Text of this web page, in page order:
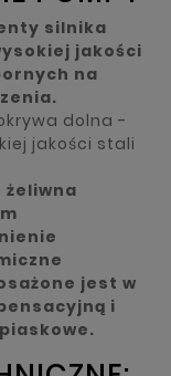
silnika
jakości
na
dolna -
jakości stali
żeliwna
jest w
i